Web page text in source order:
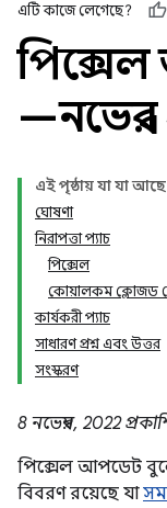
এটি কাজে লেগেছে?
এই পৃষ্ঠায় যা যা আছে
ঘোষণা
নিরাপত্তা প্যাচ
পিক্সেল
কোয়ালকম ক্লোজড
কার্যকরী প্যাচ
সাধারণ প্রশ্ন এবং উত্তর
সংস্করণ
8 নভেম্বর, 2022
পিক্সেল আপডেট
বিবরণ রয়েছে যা